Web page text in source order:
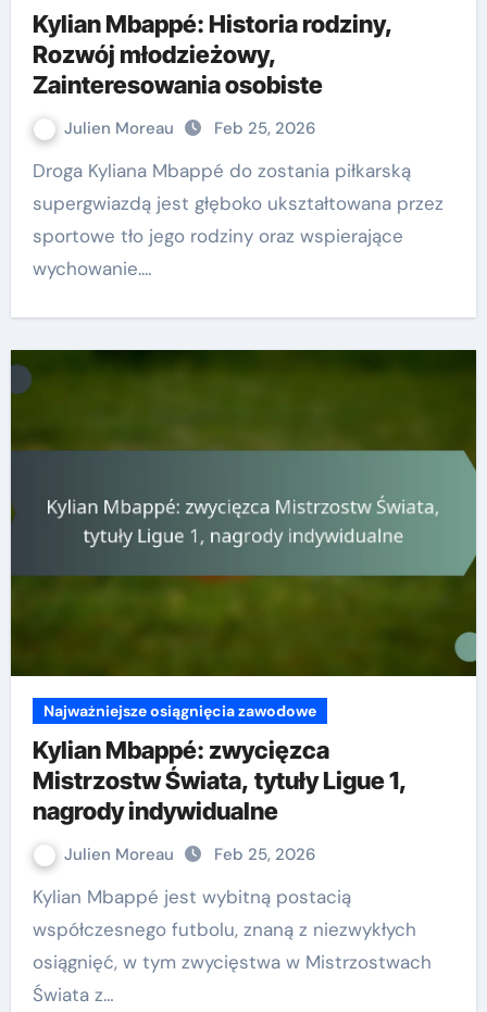
Kylian Mbappé: Historia rodziny,
Rozwój młodzieżowy,
Zainteresowania osobiste
Julien Moreau Feb 25, 2026
Droga Kyliana Mbappé do zostania piłkarską
supergwiazdą jest głęboko ukształtowana przez
sportowe tło jego rodziny oraz wspierające
wychowanie.…
Najważniejsze osiągnięcia zawodowe
Kylian Mbappé: zwycięzca
Mistrzostw Świata, tytuły Ligue 1,
nagrody indywidualne
Julien Moreau Feb 25, 2026
Kylian Mbappé jest wybitną postacią
współczesnego futbolu, znaną z niezwykłych
osiągnięć, w tym zwycięstwa w Mistrzostwach
Świata z…